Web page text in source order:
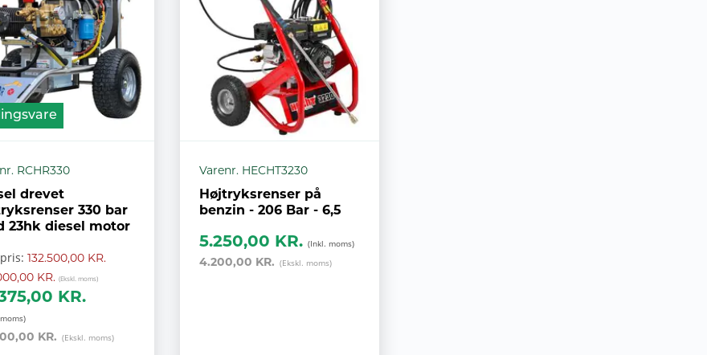
RCHR330
drevet
330 bar
23hk diesel motor
KR.
KR.
132.500,00 KR.
KR.
Varenr. HECHT3230
Højtryksrenser på
benzin - 206 Bar - 6,5
5.250,00 KR.
4.200,00 KR.